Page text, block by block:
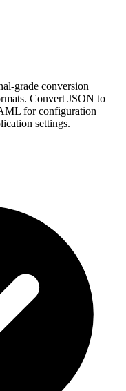
grade conversion
Convert JSON to
for configuration
settings.